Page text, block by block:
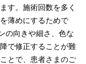
す。施術回数を多く
薄めにするためで
の向きや細さ、色な
で修正することが難
とで、患者さまのご